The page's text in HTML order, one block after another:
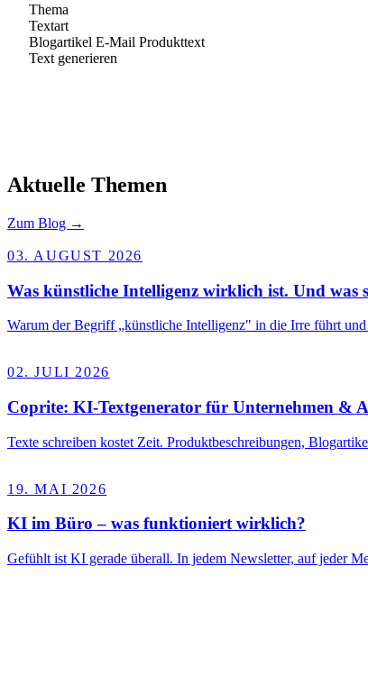
Thema
Textart
Blogartikel E-Mail Produkttext
Text generieren
Aktuelle Themen
Zum Blog →
03. AUGUST 2026
Was künstliche Intelligenz wirklich ist. Und was
Warum der Begriff „künstliche Intelligenz" in die Irre führt
02. JULI 2026
Coprite: KI-Textgenerator für Unternehmen &
Texte schreiben kostet Zeit. Produktbeschreibungen,
19. MAI 2026
KI im Büro – was funktioniert wirklich?
Gefühlt ist KI gerade überall. In jedem Newsletter, auf jeder